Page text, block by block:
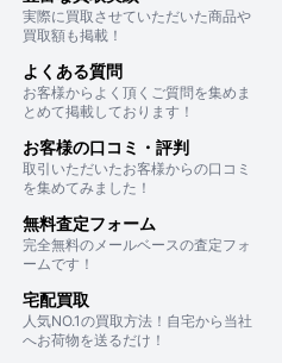
実際に買取させていただいた商品や
買取額も掲載！
よくある質問
お客様からよく頂くご質問を集めま
とめて掲載しております！
お客様の口コミ・評判
取引いただいたお客様からの口コミ
を集めてみました！
無料査定フォーム
完全無料のメールベースの査定フォ
ームです！
宅配買取
人気NO.1の買取方法！自宅から当社
へお荷物を送るだけ！